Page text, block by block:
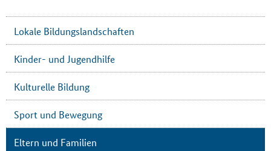
Lokale Bildungslandschaften
Kinder- und Jugendhilfe
Kulturelle Bildung
Sport und Bewegung
Eltern und Familien